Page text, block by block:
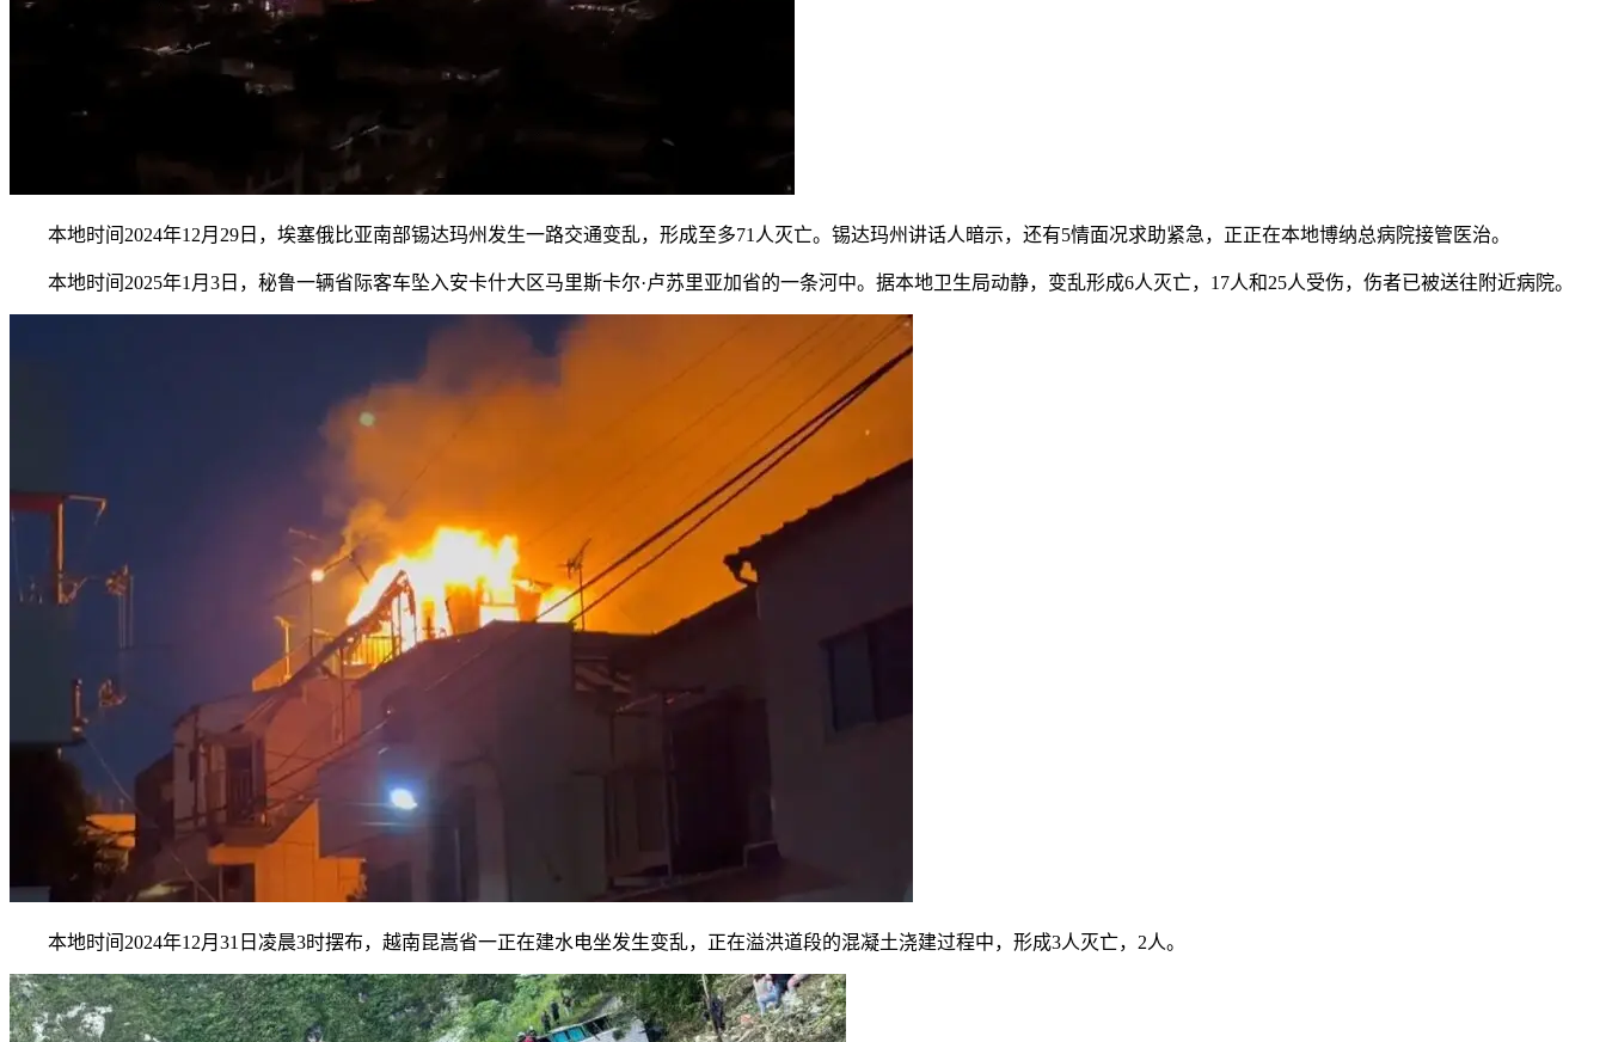
本地时间2024年12月29日，埃塞俄比亚南部锡达玛州发生一路交通变乱，形成至多71人灭亡。锡达玛州讲话人暗示，还有5情面况求助紧急，正正在本地博纳总病院接管医治。
本地时间2025年1月3日，秘鲁一辆省际客车坠入安卡什大区马里斯卡尔·卢苏里亚加省的一条河中。据本地卫生局动静，变乱形成6人灭亡，17人和25人受伤，伤者已被送往附近病院。
本地时间2024年12月31日凌晨3时摆布，越南昆嵩省一正在建水电坐发生变乱，正在溢洪道段的混凝土浇建过程中，形成3人灭亡，2人。